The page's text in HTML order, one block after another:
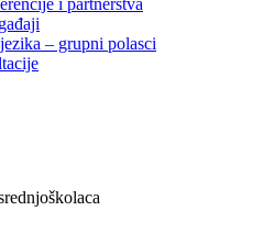
i partnerstva
– grupni polasci